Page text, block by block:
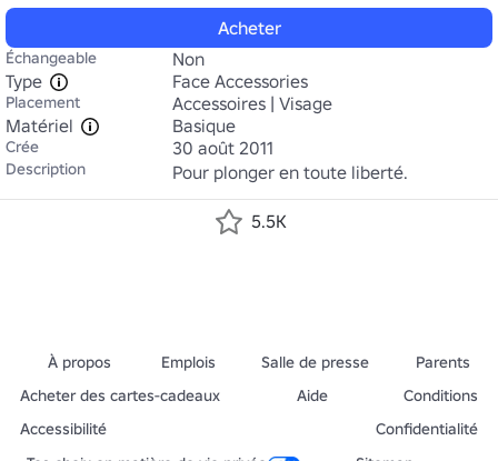
Acheter
Échangeable
Non
Type
Face Accessories
Placement
Accessoires | Visage
Matériel
Basique
Crée 30 août 2011
Description Pour plonger en toute liberté.
5.5K
À propos Emplois Salle de presse
Parents
Acheter des cartes-cadeaux
Aide
Conditions
Accessibilité
Confidentialité